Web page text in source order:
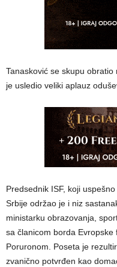
​Tanasković se skupu
je usledio veliki aplauz
Predsednik ISF, koji
Srbije održao je i niz
ministarku obrazovanja,
sa članicom borda Evropske
Poruronom. Poseta je
zvanično potvrđen kao